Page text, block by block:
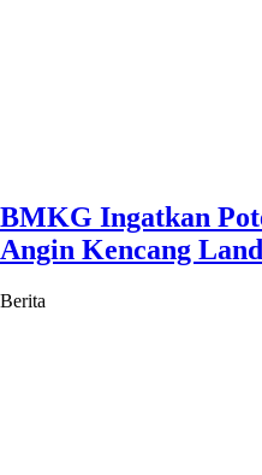
BMKG Ingatkan
Angin Kencang
Berita